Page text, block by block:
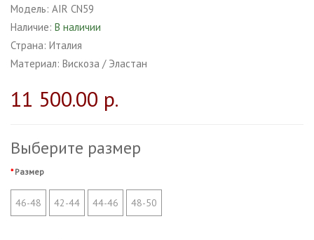
Модель: AIR CN59
Наличие: В наличии
Страна: Италия
Материал: Вискоза / Эластан
11 500.00 р.
Выберите размер
Размер
46-48 42-44 44-46 48-50